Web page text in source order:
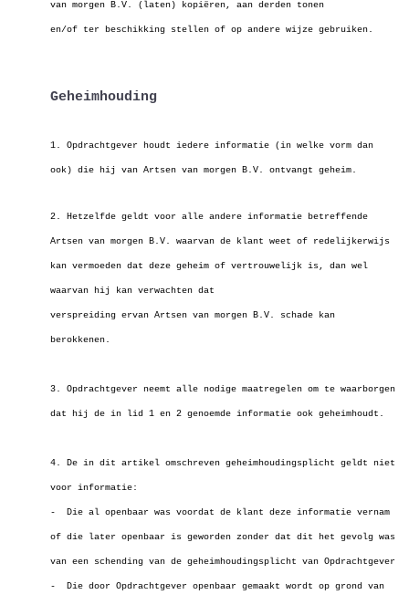
van morgen B.V. (laten) kopiëren, aan derden tonen
en/of ter beschikking stellen of op andere wijze gebruiken.
Geheimhouding
1. Opdrachtgever houdt iedere informatie (in welke vorm dan
ook) die hij van Artsen van morgen B.V. ontvangt geheim.
2. Hetzelfde geldt voor alle andere informatie betreffende
Artsen van morgen B.V. waarvan de klant weet of redelijkerwijs
kan vermoeden dat deze geheim of vertrouwelijk is, dan wel
waarvan hij kan verwachten dat
verspreiding ervan Artsen van morgen B.V. schade kan
berokkenen.
3. Opdrachtgever neemt alle nodige maatregelen om te waarborgen
dat hij de in lid 1 en 2 genoemde informatie ook geheimhoudt.
4. De in dit artikel omschreven geheimhoudingsplicht geldt niet
voor informatie:
- Die al openbaar was voordat de klant deze informatie vernam
of die later openbaar is geworden zonder dat dit het gevolg was
van een schending van de geheimhoudingsplicht van Opdrachtgever
- Die door Opdrachtgever openbaar gemaakt wordt op grond van